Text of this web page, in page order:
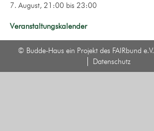
7. August, 21:00 bis 23:00
Veranstaltungskalender
© Budde-Haus ein Projekt des FAIRbund e.V.
Datenschutz